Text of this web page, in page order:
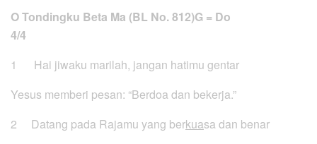
O Tondingku Beta Ma (BL No. 812)G = Do
4/4
1 Hai jiwaku marilah, jangan hatimu gentar
Yesus memberi pesan: “Berdoa dan bekerja.”
2 Datang pada Rajamu yang berkuasa dan benar